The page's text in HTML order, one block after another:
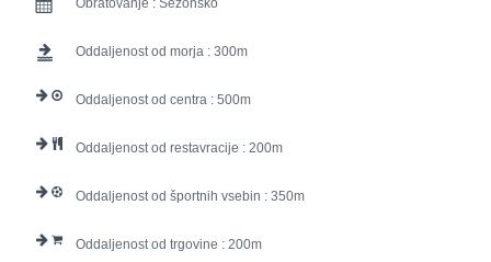
Obratovanje : Sezonsko
Oddaljenost od morja : 300
Oddaljenost od centra : 500
Oddaljenost od restavracije : 200
Oddaljenost od športnih vsebin : 350
Oddaljenost od trgovine : 200